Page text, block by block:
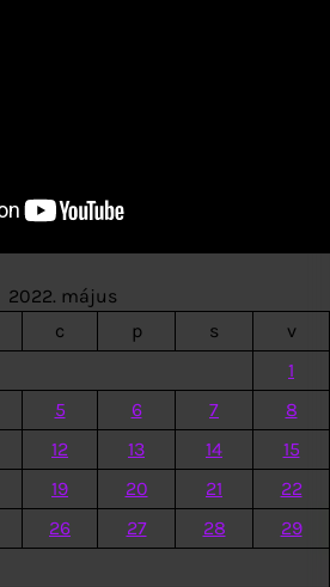
2022. május
c p s
v
1
5 6 7
8
12 13 14
15
19 20 21
22
26 27 28
29